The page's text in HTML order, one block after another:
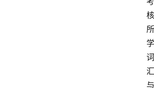
核
所
学
词
汇
与